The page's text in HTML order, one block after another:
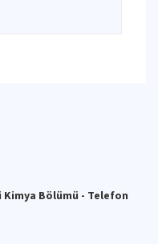
Bölümü - Telefon